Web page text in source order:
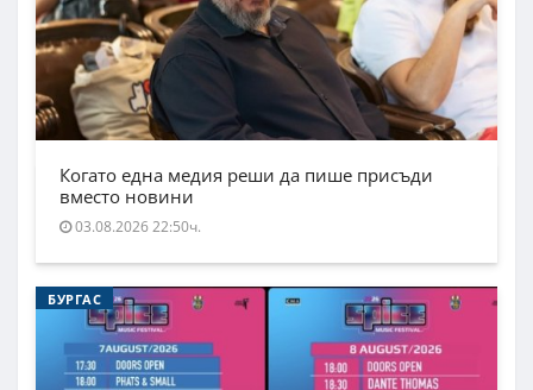
Когато една медия реши да пише присъди
вместо новини
03.08.2026 22:50ч.
БУРГАС